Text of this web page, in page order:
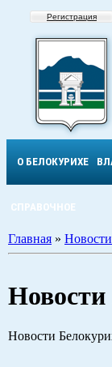
Регистрация
О БЕЛОКУРИХЕ
СПРАВОЧНОЕ
Главная » Новости
Новости
Новости